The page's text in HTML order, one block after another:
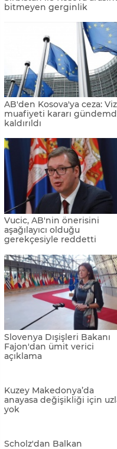
katılacaklarını açıkladı
Milanovic’ten AB’ye sert
eleştiri
Almanya’dan U dönüşü
Sırbistan ile Kosova
bitmeyen gerginlik
kaldırıldı